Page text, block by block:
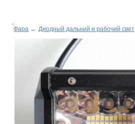
Фара → Диодный дальний и рабочий свет